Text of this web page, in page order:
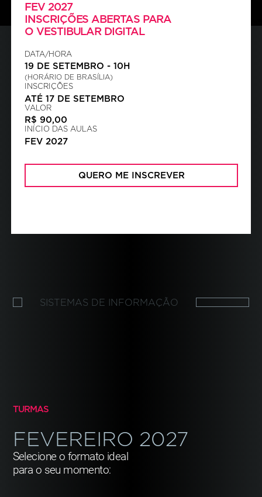
FEV 2027
INSCRIÇÕES ABERTAS PARA
O VESTIBULAR DIGITAL
DATA/HORA
19 DE SETEMBRO -10H
(HORÁRIO DE BRASÍLIA)
INSCRIÇÕES
ATÉ 17 DE SETEMBRO
VALOR
R$ 90,00
INÍCIO DAS AULAS
FEV 2027
QUERO ME INSCREVER
SISTEMAS DE INFORMAÇÃO
TURMAS
FEVEREIRO 2027
Selecione o formato ideal
para o seu momento: